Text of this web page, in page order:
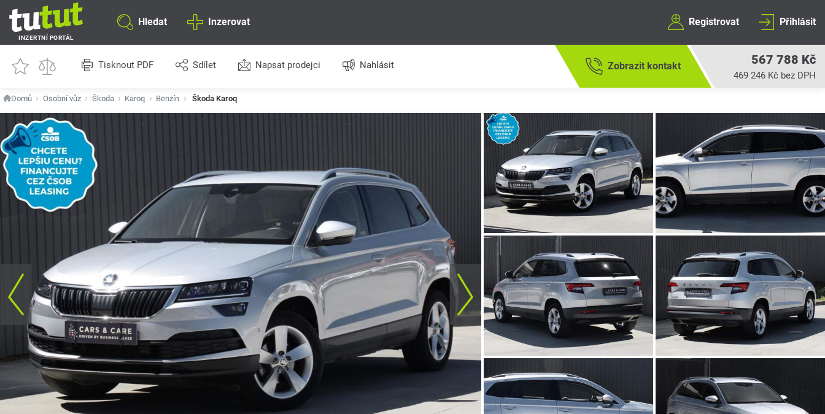
INZERTNÍ PORTÁL
Hledat Inzerovat Registrovat Přihlásit
Tisknout PDF Sdílet Napsat prodejci Nahlásit 567 788 Kč
469 246 Kč bez DPH
Zobrazit kontakt
Domů Osobní vůz Škoda Karoq Benzín Škoda Karoq